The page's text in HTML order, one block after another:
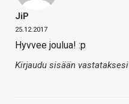
JiP
25.12.2017
Hyvvee joulua! :p
Kirjaudu sisään vastataksesi